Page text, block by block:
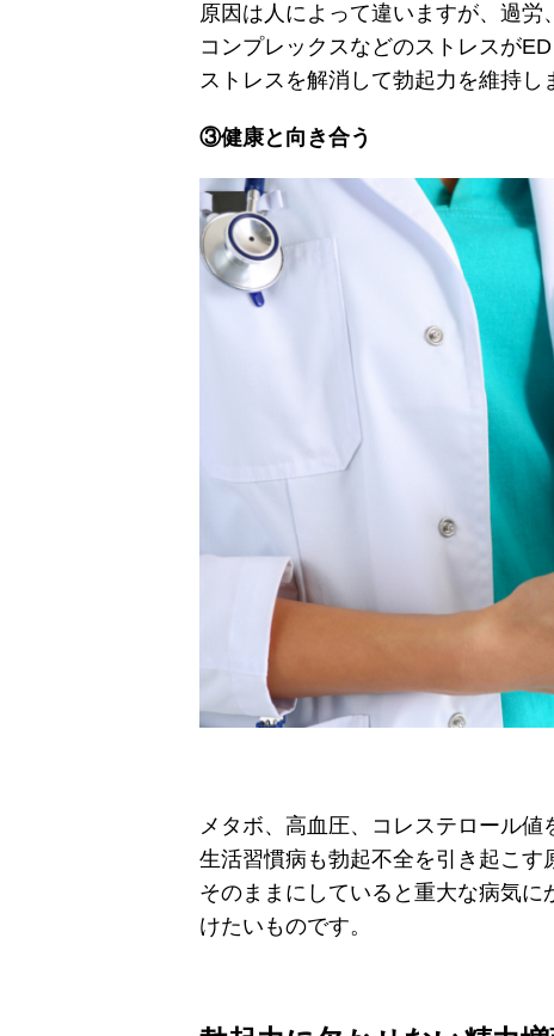
原因は人によって違いますが、過労
コンプレックスなどのストレスが
ストレスを解消して勃起力を維持し
③健康と向き合う
メタボ、高血圧、コレステロール値
生活習慣病も勃起不全を引き起こす
そのままにしていると重大な病気
けたいものです。